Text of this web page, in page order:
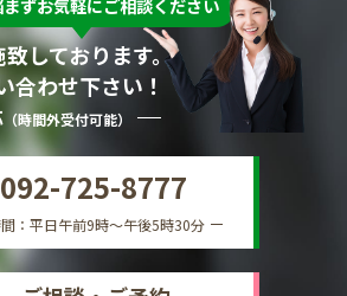
ずお気軽にご相談ください
しております。
合わせ下さい！
（時間外受付可能）
092-725-8777
：平日午前9時～午後5時30分